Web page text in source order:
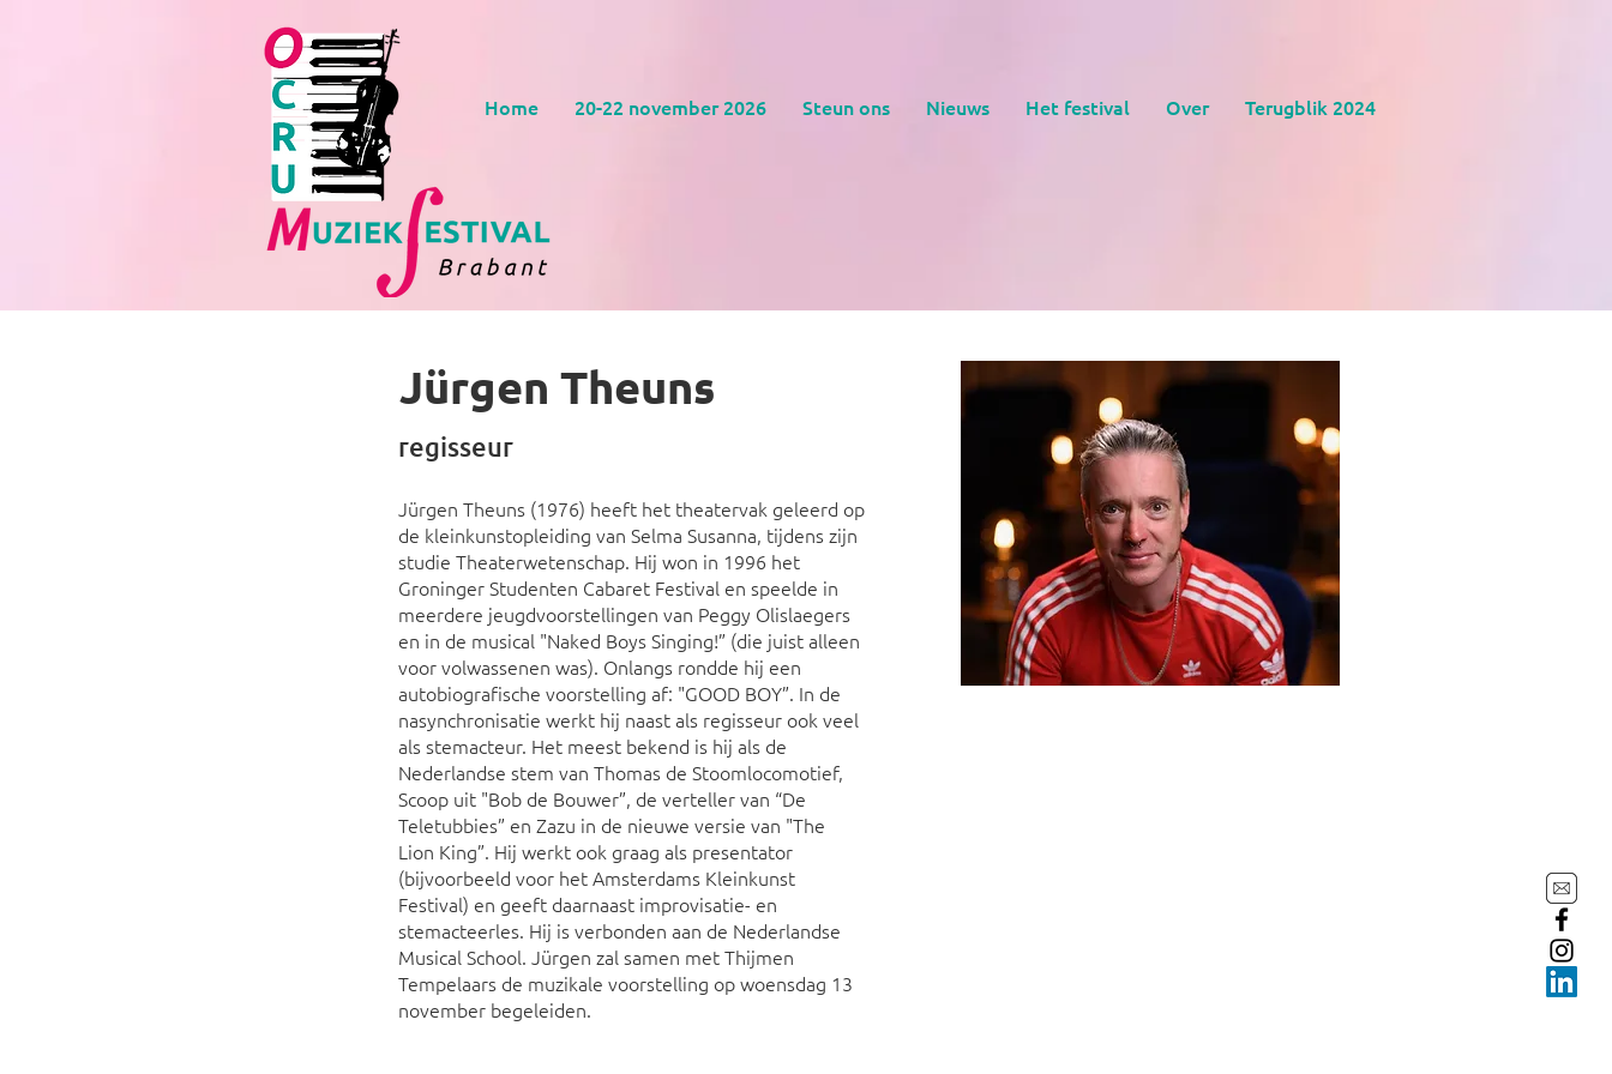
Home 20-22 november 2026 Steun ons Nieuws Het festival Over Terugblik 2024
Jürgen Theuns
regisseur
Jürgen Theuns (1976) heeft het theatervak geleerd op
de kleinkunstopleiding van Selma Susanna, tijdens zijn
studie Theaterwetenschap. Hij won in 1996 het
Groninger Studenten Cabaret Festival en speelde in
meerdere jeugdvoorstellingen van Peggy Olislaegers
en in de musical "Naked Boys Singing!” (die juist alleen
voor volwassenen was). Onlangs rondde hij een
autobiografische voorstelling af: "GOOD BOY”. In de
nasynchronisatie werkt hij naast als regisseur ook veel
als stemacteur. Het meest bekend is hij als de
Nederlandse stem van Thomas de Stoomlocomotief,
Scoop uit "Bob de Bouwer”, de verteller van “De
Teletubbies” en Zazu in de nieuwe versie van "The
Lion King”. Hij werkt ook graag als presentator
(bijvoorbeeld voor het Amsterdams Kleinkunst
Festival) en geeft daarnaast improvisatie- en
stemacteerles. Hij is verbonden aan de Nederlandse
Musical School. Jürgen zal samen met Thijmen
Tempelaars de muzikale voorstelling op woensdag 13
november begeleiden.